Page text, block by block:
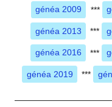
généa 2009 ***
généa 2013 ***
généa 2016 ***
généa 2019 ***